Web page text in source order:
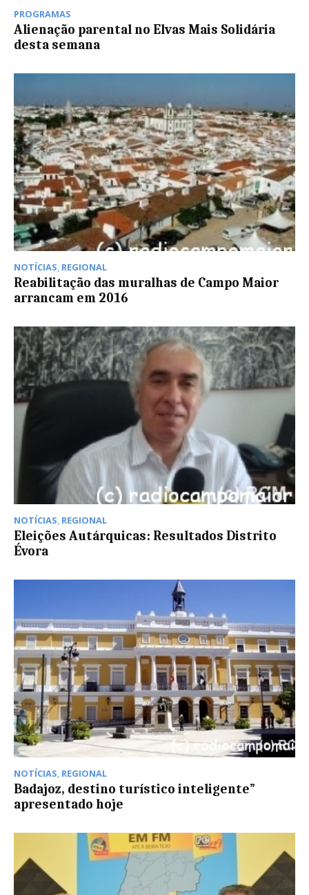
PROGRAMAS
Alienação parental no Elvas Mais Solidária
desta semana
NOTÍCIAS REGIONAL
Reabilitação das muralhas de Campo Maior
arrancam em 2016
NOTÍCIAS REGIONAL
Eleições Autárquicas: Resultados Distrito
Évora
NOTÍCIAS, REGIONAL
Badajoz, destino turístico inteligente”
apresentado hoje